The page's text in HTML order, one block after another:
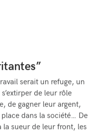
serait un refuge, un
de leur rôle
de gagner leur argent,
dans la société… De
la sueur de leur front, les